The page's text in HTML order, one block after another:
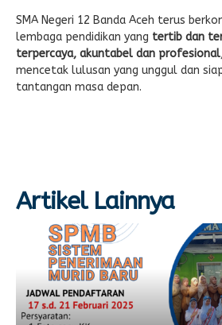
SMA Negeri 12 Banda Aceh terus
lembaga pendidikan yang tertib dan
terpercaya, akuntabel dan profesional
mencetak lulusan yang unggul dan
tantangan masa depan.
Artikel Lainnya